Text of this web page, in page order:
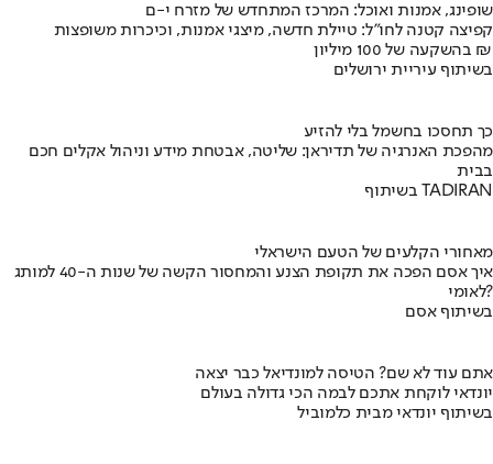
שופינג, אמנות ואוכל: המרכז המתחדש של מזרח י-ם
קפיצה קטנה לחו"ל: טיילת חדשה, מיצגי אמנות, וכיכרות משופצות
בהשקעה של 100 מיליון ₪
בשיתוף עיריית ירושלים
כך תחסכו בחשמל בלי להזיע
מהפכת האנרגיה של תדיראן: שליטה, אבטחת מידע וניהול אקלים חכם
בבית
בשיתוף TADIRAN
מאחורי הקלעים של הטעם הישראלי
איך אסם הפכה את תקופת הצנע והמחסור הקשה של שנות ה-40 למותג
לאומי?
בשיתוף אסם
אתם עוד לא שם? הטיסה למונדיאל כבר יצאה
יונדאי לוקחת אתכם לבמה הכי גדולה בעולם
בשיתוף יונדאי מבית כלמוביל